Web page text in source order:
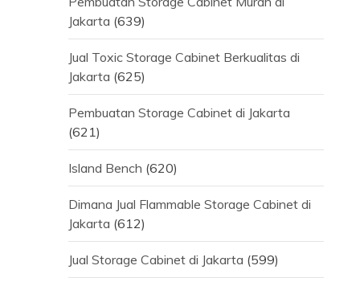
Jakarta (639)
Jual Toxic Storage Cabinet Berkualitas di
Jakarta (625)
Pembuatan Storage Cabinet di Jakarta
(621)
Island Bench (620)
Dimana Jual Flammable Storage Cabinet di
Jakarta (612)
Jual Storage Cabinet di Jakarta (599)